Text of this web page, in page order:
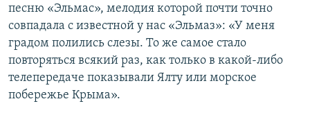
песню «Эльмас», мелодия которой почти точно
совпадала с известной у нас «Эльмаз»: «У меня
градом полились слезы. То же самое стало
повторяться всякий раз, как только в какой-либо
телепередаче показывали Ялту или морское
побережье Крыма».